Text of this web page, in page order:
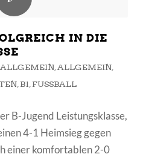
IN DIE
,ALLGEMEIN,
,B1,FUSSBALL
B-Jugend Leistungsklasse,
4-1 Heimsieg gegen
einer komfortablen 2-0